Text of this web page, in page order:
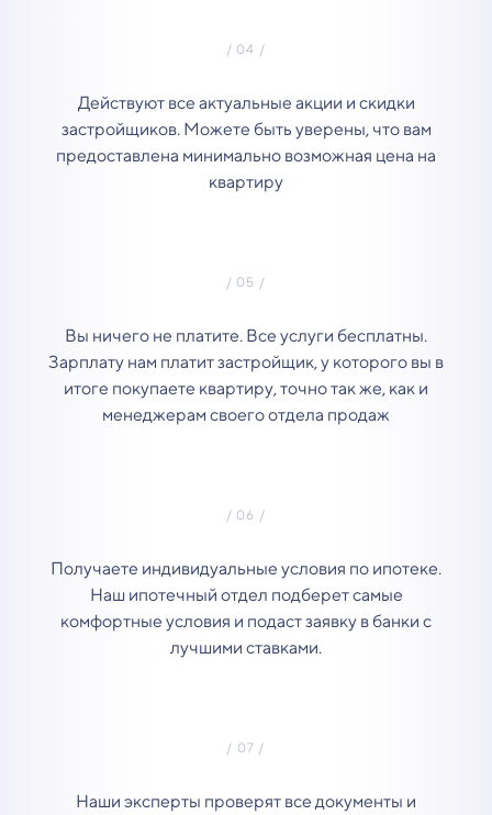
Действуют все актуальные акции и скидки
застройщиков. Можете быть уверены, что вам
предоставлена минимально возможная цена на
квартиру
Вы ничего не платите. Все услуги бесплатны.
Зарплату нам платит застройщик, у которого вы в
итоге покупаете квартиру, точно так же, как и
менеджерам своего отдела продаж
Получаете индивидуальные условия по ипотеке.
Наш ипотечный отдел подберет самые
комфортные условия и подаст заявку в банки с
лучшими ставками.
Наши эксперты проверят все документы и